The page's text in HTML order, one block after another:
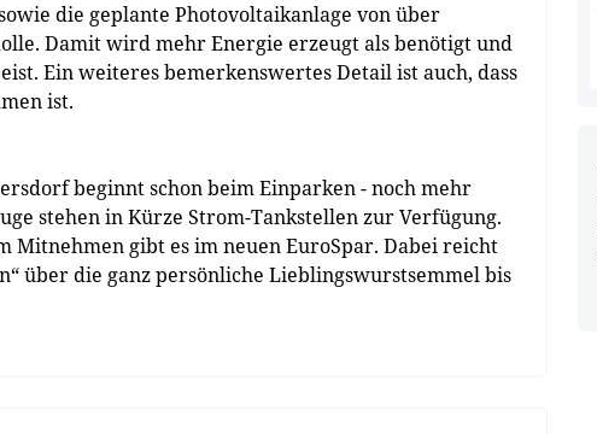
die geplante Photovoltaikanlage von über
Damit wird mehr Energie erzeugt als benötigt und
Ein weiteres bemerkenswertes Detail ist auch, dass
ist.
beginnt schon beim Einparken - noch mehr
stehen in Kürze Strom-Tankstellen zur Verfügung.
Mitnehmen gibt es im neuen EuroSpar. Dabei reicht
über die ganz persönliche Lieblingswurstsemmel bis